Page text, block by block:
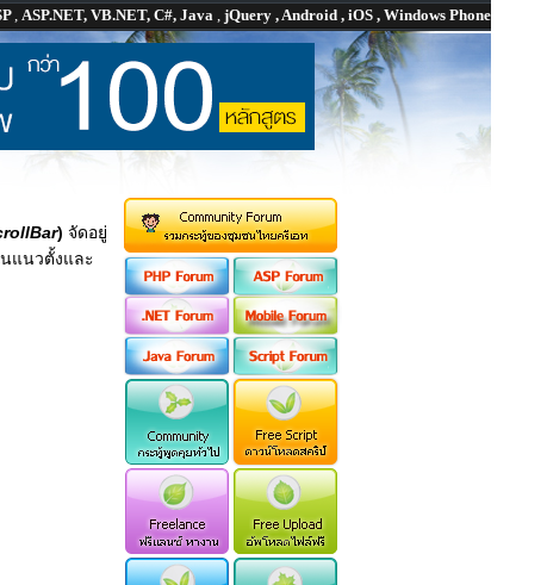
, ASP.NET, VB.NET, C#, Java , jQuery , Android , iOS , Windows Phone
) จัดอยู่
แนวตั้งและ